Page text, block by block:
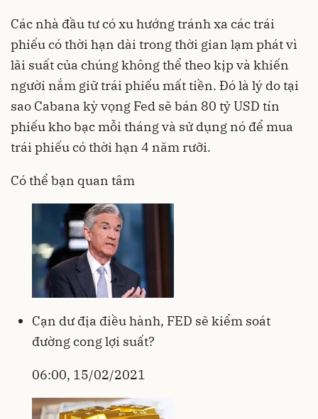
Các nhà đầu tư có xu hướng tránh xa các trái
phiếu có thời hạn dài trong thời gian lạm phát vì
lãi suất của chúng không thể theo kịp và khiến
người nắm giữ trái phiếu mất tiền. Đó là lý do tại
sao Cabana kỳ vọng Fed sẽ bán 80 tỷ USD tín
phiếu kho bạc mỗi tháng và sử dụng nó để mua
trái phiếu có thời hạn 4 năm rưỡi.
Có thể bạn quan tâm
Cạn dư địa điều hành, FED sẽ kiểm soát
đường cong lợi suất?
06:00, 15/02/2021